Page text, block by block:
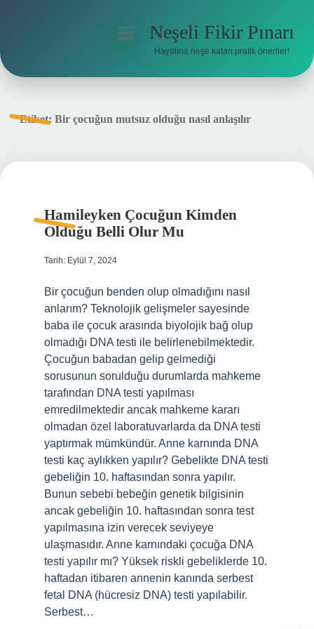
menüyüNeşeli Fikir Pınarı
Hayatına neşe katan pratik öneriler!
Etiket: Bir çocuğun mutsuz olduğu nasıl anlaşılır
Hamileyken Çocuğun Kimden
Olduğu Belli Olur Mu
Tarih: Eylül 7, 2024
Bir çocuğun benden olup olmadığını nasıl
anlarım? Teknolojik gelişmeler sayesinde
baba ile çocuk arasında biyolojik bağ olup
olmadığı DNA testi ile belirlenebilmektedir.
Çocuğun babadan gelip gelmediği
sorusunun sorulduğu durumlarda mahkeme
tarafından DNA testi yapılması
emredilmektedir ancak mahkeme kararı
olmadan özel laboratuvarlarda da DNA testi
yaptırmak mümkündür. Anne karnında DNA
testi kaç aylıkken yapılır? Gebelikte DNA testi
gebeliğin 10. haftasından sonra yapılır.
Bunun sebebi bebeğin genetik bilgisinin
ancak gebeliğin 10. haftasından sonra test
yapılmasına izin verecek seviyeye
ulaşmasıdır. Anne karnındaki çocuğa DNA
testi yapılır mı? Yüksek riskli gebeliklerde 10.
haftadan itibaren annenin kanında serbest
fetal DNA (hücresiz DNA) testi yapılabilir.
Serbest…